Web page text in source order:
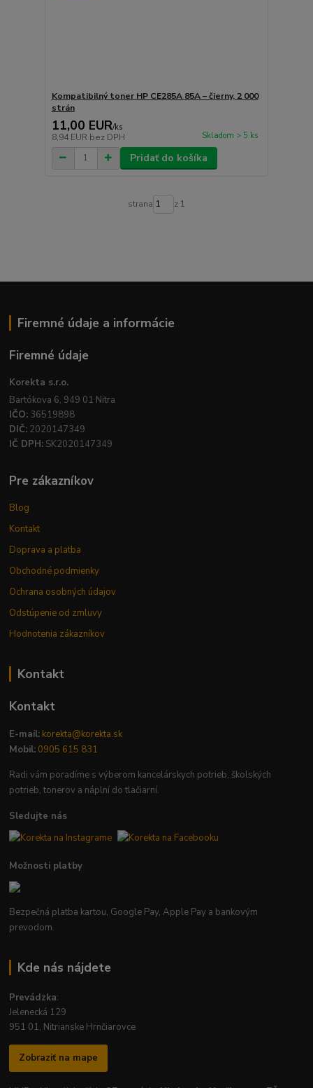
Kompatibilný toner HP CE285A 85A – čierny, 2 000
strán
11,00 EUR/ks
8,94 EUR bez DPH Skladom > 5 ks
Pridať do košíka
strana z 1
Firemné údaje a informácie
Firemné údaje
Korekta s.r.o.
Bartókova 6, 949 01 Nitra
IČO: 36519898
DIČ: 2020147349
IČ DPH: SK2020147349
Pre zákazníkov
Blog
Kontakt
Doprava a platba
Obchodné podmienky
Ochrana osobných údajov
Odstúpenie od zmluvy
Hodnotenia zákazníkov
Kontakt
Kontakt
E-mail: korekta@korekta.sk
Mobil: 0905 615 831
Radi vám poradíme s výberom kancelárskych potrieb, školských
potrieb, tonerov a náplní do tlačiarní.
Sledujte nás
Možnosti platby
Bezpečná platba kartou, Google Pay, Apple Pay a bankovým
prevodom.
Kde nás nájdete
Prevádzka:
Jelenecká 129
951 01, Nitrianske Hrnčiarovce
Zobraziť na mape